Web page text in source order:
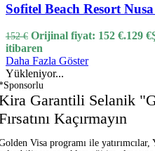
Sofitel Beach Resort
152€ Orijinal fiyat: 152 €.129 €
itibaren
Daha Fazla Göster
Yükleniyor...
Garantili Selanik
Kaçırmayın
Visa programı ile yatırımcılar,